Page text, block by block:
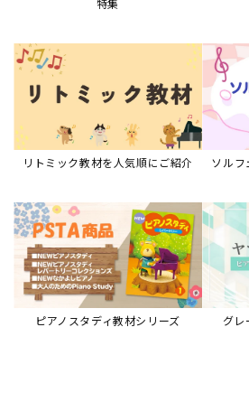
特集
リトミック教材を人気順にご紹介 ソルフ
ピアノスタディ教材シリーズ グレ